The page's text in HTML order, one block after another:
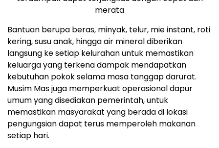
merata
Bantuan berupa beras, minyak, telur, mie instant, roti
kering, susu anak, hingga air mineral diberikan
langsung ke setiap kelurahan untuk memastikan
keluarga yang terkena dampak mendapatkan
kebutuhan pokok selama masa tanggap darurat.
Musim Mas juga memperkuat operasional dapur
umum yang disediakan pemerintah, untuk
memastikan masyarakat yang berada di lokasi
pengungsian dapat terus memperoleh makanan
setiap hari.